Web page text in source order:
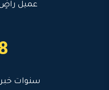
عميل
سنوات